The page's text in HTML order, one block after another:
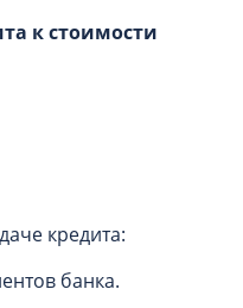
к стоимости
кредита:
банка.